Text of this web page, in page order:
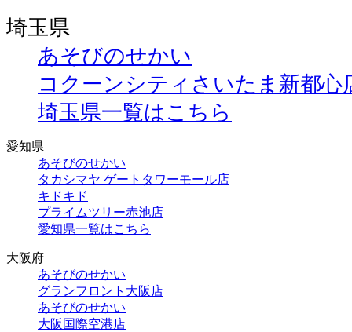
埼玉県
あそびのせかい
コクーンシティさいたま新都心
埼玉県一覧はこちら
愛知県
あそびのせかい
タカシマヤ ゲートタワーモール店
キドキド
プライムツリー赤池店
愛知県一覧はこちら
大阪府
あそびのせかい
グランフロント大阪店
あそびのせかい
大阪国際空港店